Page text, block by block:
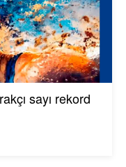
sayı rekord